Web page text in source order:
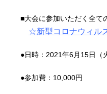
■大会に参加いただく全て
☆新型コロナウィル
●日時：2021年6月15日（
●参加費：10,000円